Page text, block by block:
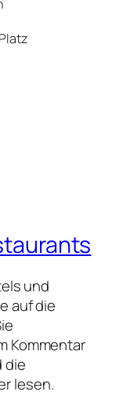
und
auf die
Kommentar
die
lesen.